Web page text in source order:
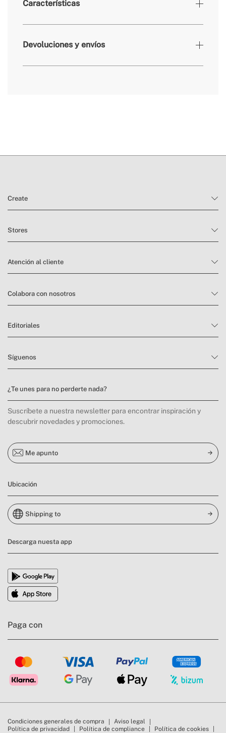
Características
» Garantía 3 Años
Devoluciones y envíos
Create
Stores
Atención al cliente
Colabora con nosotros
Editoriales
Síguenos
¿Te unes para no perderte nada?
Suscríbete a nuestra newsletter para encontrar inspiración y
descubrir novedades y promociones.
Me apunto
Ubicación
Shipping to
Descarga nuesta app
Paga con
Condiciones generales de compra
Aviso legal
Política de privacidad
Política de compliance
Política de cookies